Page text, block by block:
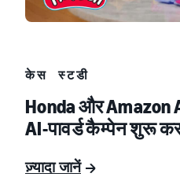
केस स्टडी
Honda और Amazon
AI-पावर्ड कैम्पेन शुरू
ज़्यादा जानें